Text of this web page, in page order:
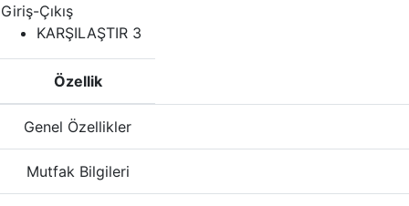
Giriş-Çıkış
KARŞILAŞTIR 3
Özellik
Genel Özellikler
Mutfak Bilgileri